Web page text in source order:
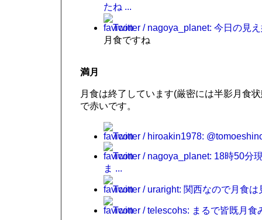
たね ...
Twitter / nagoya_planet: 今日の見
月食ですね
満月
月食は終了しています(厳密には半影月食
で赤いです。
Twitter / hiroakin1978:
Twitter / nagoya_planet: 18時50分
ま ...
Twitter / uraright: 関西なので月食
Twitter / telescohs: まるで皆既月食